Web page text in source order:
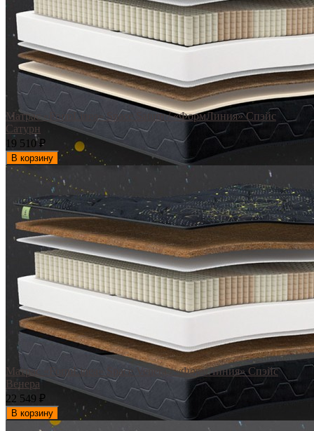
Матрас «FormLinea» Space Saturn / «ФормЛиния» Спэйс
Сатурн
19 510 ₽
В корзину
Матрас «FormLinea» Space Venera / «ФормЛиния» Спэйс
Венера
22 549 ₽
В корзину